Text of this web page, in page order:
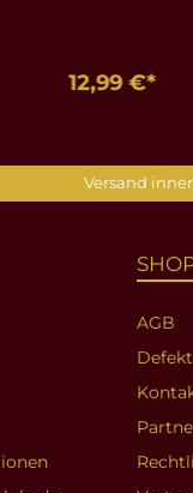
12,99 €*
Versand
AGB